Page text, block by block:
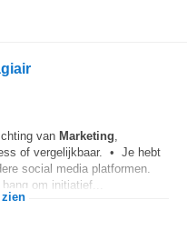
van Marketing,
of vergelijkbaar. • Je hebt
social media platformen.
om initiatief...
zien